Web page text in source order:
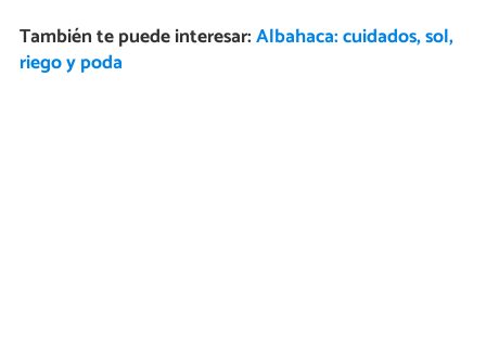
También te puede interesar:Albahaca: cuidados, sol,
riego y poda